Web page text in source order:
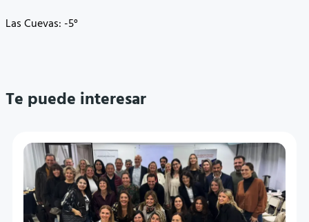
Las Cuevas: -5°
Te puede interesar